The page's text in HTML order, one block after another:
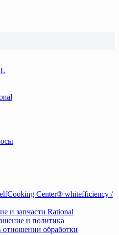
Center® whitefficiency /
и запчасти Rational
и политика
отношении обработки